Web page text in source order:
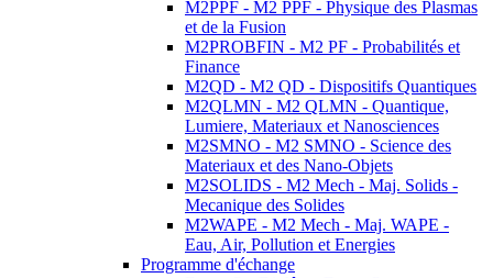
M2PPF - M2 PPF - Physique des Plasmas
et de la Fusion
M2PROBFIN - M2 PF - Probabilités et
Finance
M2QD - M2 QD - Dispositifs Quantiques
M2QLMN - M2 QLMN - Quantique,
Lumiere, Materiaux et Nanosciences
M2SMNO - M2 SMNO - Science des
Materiaux et des Nano-Objets
M2SOLIDS - M2 Mech - Maj. Solids -
Mecanique des Solides
M2WAPE - M2 Mech - Maj. WAPE -
Eau, Air, Pollution et Energies
Programme d'échange